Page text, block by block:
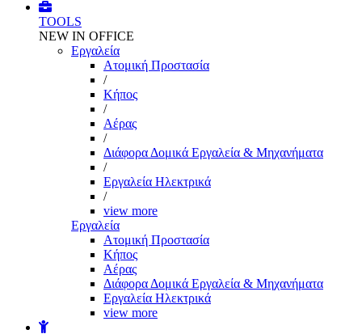
TOOLS
NEW IN OFFICE
Εργαλεία
Aτομική Προστασία
/
Kήπος
/
Αέρας
/
Διάφορα Δομικά Εργαλεία & Μηχανήματα
/
Εργαλεία Ηλεκτρικά
/
view more
Εργαλεία
Aτομική Προστασία
Kήπος
Αέρας
Διάφορα Δομικά Εργαλεία & Μηχανήματα
Εργαλεία Ηλεκτρικά
view more